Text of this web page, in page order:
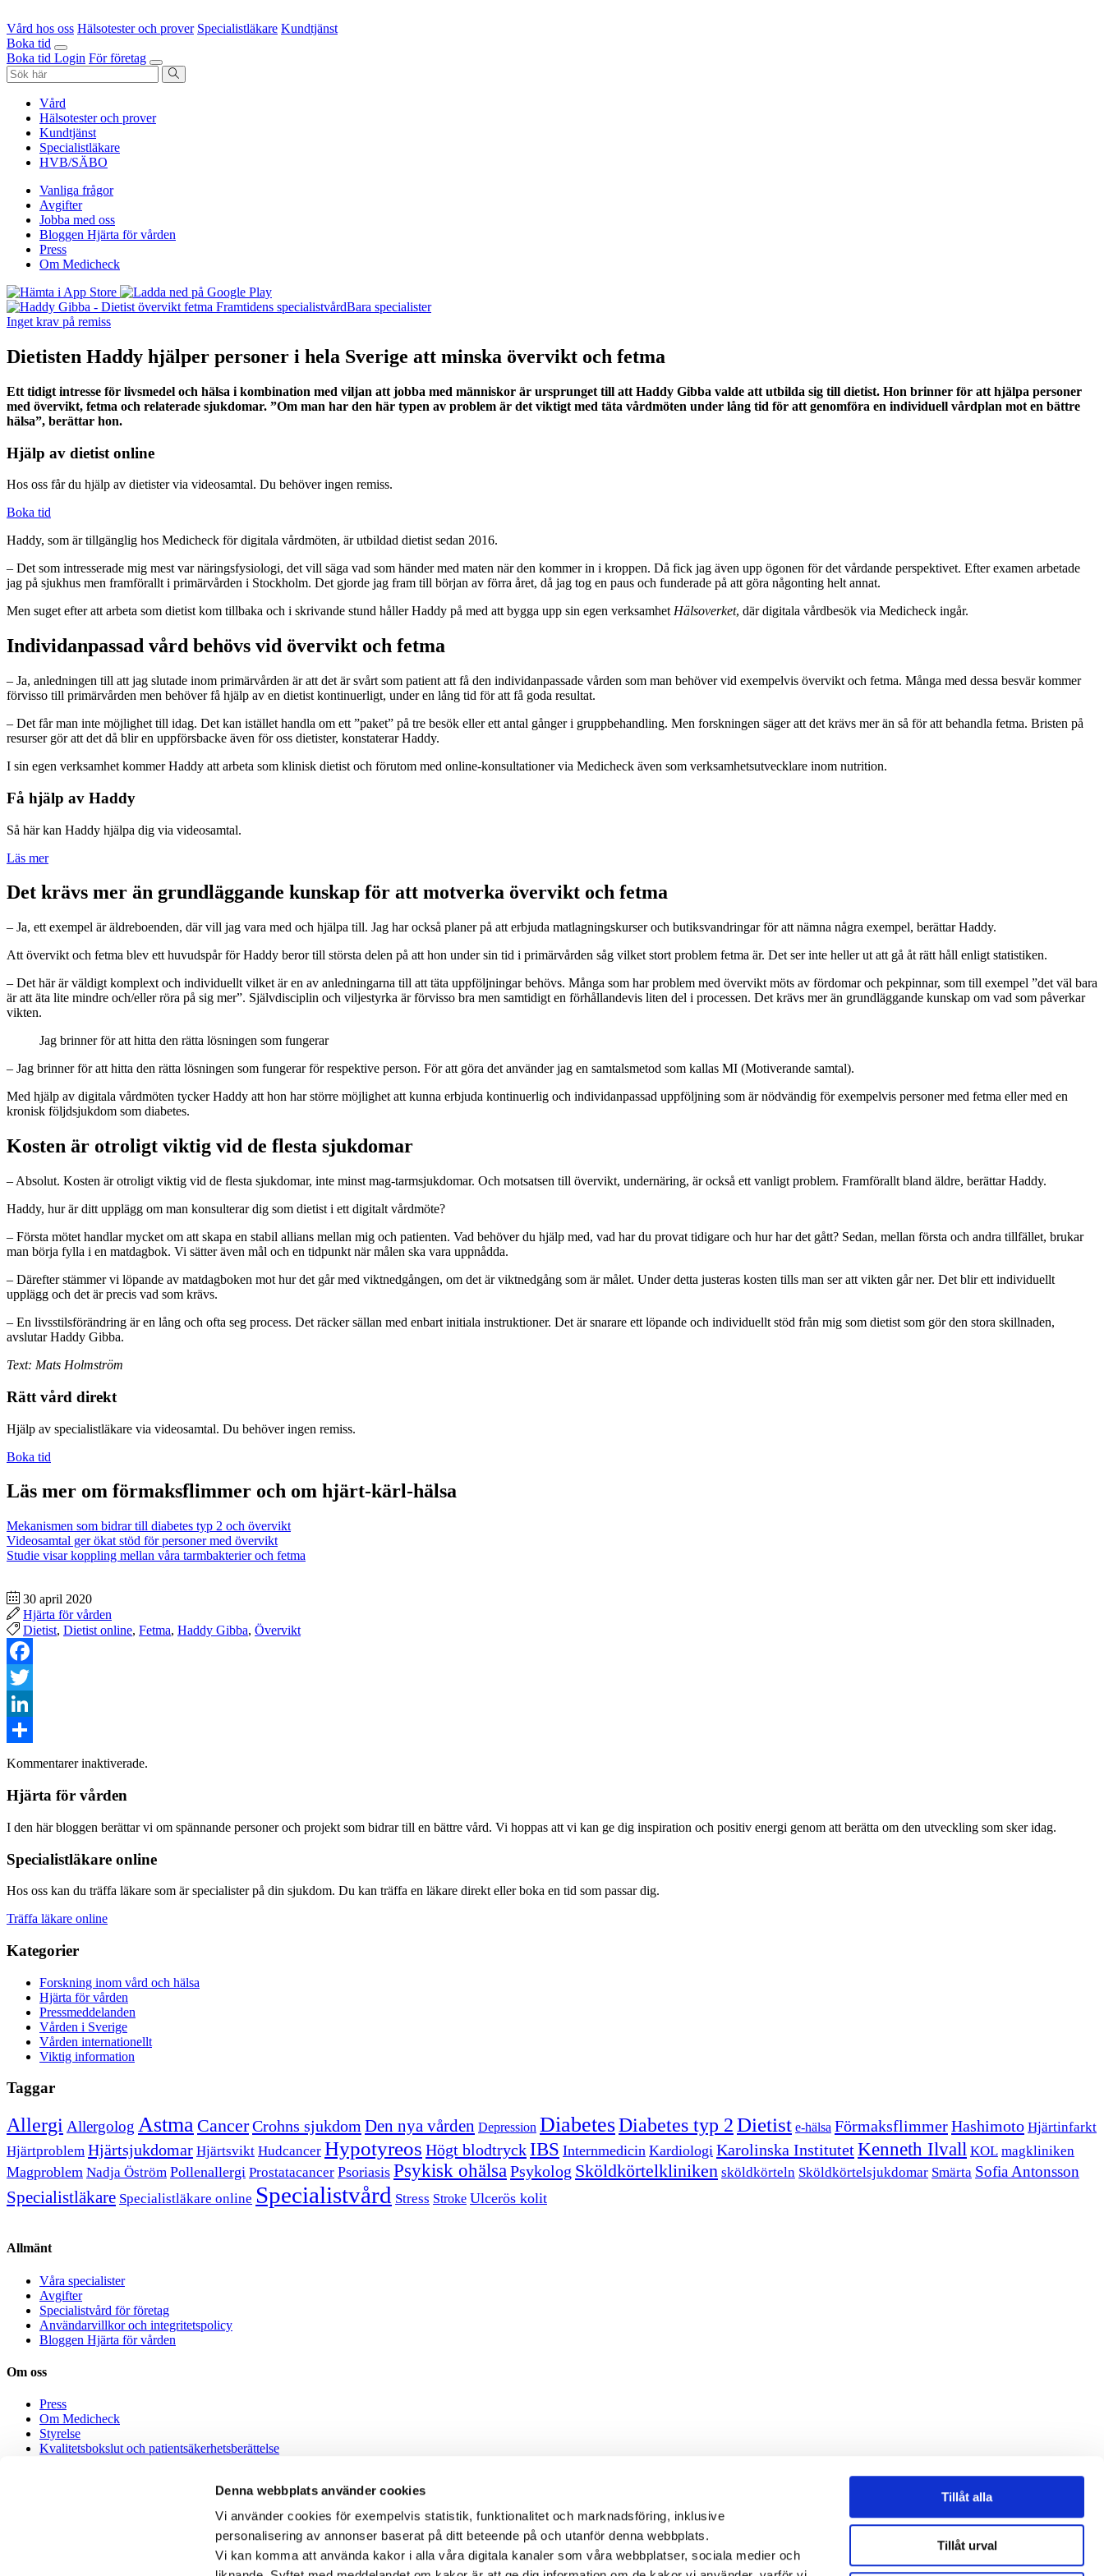
Denna webbplats använder cookies
Vi använder cookies för exempelvis statistik, funktionalitet och marknadsföring, inklusive
personalisering av annonser baserat på ditt beteende på och utanför denna webbplats.
Vi kan komma att använda kakor i alla våra digitala kanaler som våra webbplatser, sociala medier och
Tillåt alla
Tillåt urval
Vård hos oss Hälsotester och prover Specialistläkare Kundtjänst
Boka tid
Boka tid Login För företag
Vård
Hälsotester och prover
Kundtjänst
Specialistläkare
HVB/SÄBO
Vanliga frågor
Avgifter
Jobba med oss
Bloggen Hjärta för vården
Press
Om Medicheck
Framtidens specialistvårdBara specialister
Inget krav på remiss
Dietisten Haddy hjälper personer i hela Sverige att minska övervikt och fetma
Ett tidigt intresse för livsmedel och hälsa i kombination med viljan att jobba med människor är ursprunget till att Haddy Gibba valde att utbilda sig till dietist. Hon brinner för att hjälpa personer
med övervikt, fetma och relaterade sjukdomar. ”Om man har den här typen av problem är det viktigt med täta vårdmöten under lång tid för att genomföra en individuell vårdplan mot en bättre
hälsa”, berättar hon.
Hjälp av dietist online
Hos oss får du hjälp av dietister via videosamtal. Du behöver ingen remiss.
Boka tid
Haddy, som är tillgänglig hos Medicheck för digitala vårdmöten, är utbildad dietist sedan 2016.
– Det som intresserade mig mest var näringsfysiologi, det vill säga vad som händer med maten när den kommer in i kroppen. Då fick jag även upp ögonen för det vårdande perspektivet. Efter examen arbetade
jag på sjukhus men framförallt i primärvården i Stockholm. Det gjorde jag fram till början av förra året, då jag tog en paus och funderade på att göra någonting helt annat.
Men suget efter att arbeta som dietist kom tillbaka och i skrivande stund håller Haddy på med att bygga upp sin egen verksamhet Hälsoverket, där digitala vårdbesök via Medicheck ingår.
Individanpassad vård behövs vid övervikt och fetma
– Ja, anledningen till att jag slutade inom primärvården är att det är svårt som patient att få den individanpassade vården som man behöver vid exempelvis övervikt och fetma. Många med dessa besvär kommer
förvisso till primärvården men behöver få hjälp av en dietist kontinuerligt, under en lång tid för att få goda resultat.
– Det får man inte möjlighet till idag. Det kan istället handla om ett ”paket” på tre besök eller ett antal gånger i gruppbehandling. Men forskningen säger att det krävs mer än så för att behandla fetma. Bristen på
resurser gör att det då blir en uppförsbacke även för oss dietister, konstaterar Haddy.
I sin egen verksamhet kommer Haddy att arbeta som klinisk dietist och förutom med online-konsultationer via Medicheck även som verksamhetsutvecklare inom nutrition.
Få hjälp av Haddy
Så här kan Haddy hjälpa dig via videosamtal.
Läs mer
Det krävs mer än grundläggande kunskap för att motverka övervikt och fetma
– Ja, ett exempel är äldreboenden, där vill jag vara med och hjälpa till. Jag har också planer på att erbjuda matlagningskurser och butiksvandringar för att nämna några exempel, berättar Haddy.
Att övervikt och fetma blev ett huvudspår för Haddy beror till största delen på att hon under sin tid i primärvården såg vilket stort problem fetma är. Det ser inte heller ut att gå åt rätt håll enligt statistiken.
– Det här är väldigt komplext och individuellt vilket är en av anledningarna till att täta uppföljningar behövs. Många som har problem med övervikt möts av fördomar och pekpinnar, som till exempel ”det väl bara
är att äta lite mindre och/eller röra på sig mer”. Självdisciplin och viljestyrka är förvisso bra men samtidigt en förhållandevis liten del i processen. Det krävs mer än grundläggande kunskap om vad som påverkar
vikten.
Jag brinner för att hitta den rätta lösningen som fungerar
– Jag brinner för att hitta den rätta lösningen som fungerar för respektive person. För att göra det använder jag en samtalsmetod som kallas MI (Motiverande samtal).
Med hjälp av digitala vårdmöten tycker Haddy att hon har större möjlighet att kunna erbjuda kontinuerlig och individanpassad uppföljning som är nödvändig för exempelvis personer med fetma eller med en
kronisk följdsjukdom som diabetes.
Kosten är otroligt viktig vid de flesta sjukdomar
– Absolut. Kosten är otroligt viktig vid de flesta sjukdomar, inte minst mag-tarmsjukdomar. Och motsatsen till övervikt, undernäring, är också ett vanligt problem. Framförallt bland äldre, berättar Haddy.
Haddy, hur är ditt upplägg om man konsulterar dig som dietist i ett digitalt vårdmöte?
– Första mötet handlar mycket om att skapa en stabil allians mellan mig och patienten. Vad behöver du hjälp med, vad har du provat tidigare och hur har det gått? Sedan, mellan första och andra tillfället, brukar
man börja fylla i en matdagbok. Vi sätter även mål och en tidpunkt när målen ska vara uppnådda.
– Därefter stämmer vi löpande av matdagboken mot hur det går med viktnedgången, om det är viktnedgång som är målet. Under detta justeras kosten tills man ser att vikten går ner. Det blir ett individuellt
upplägg och det är precis vad som krävs.
– En livsstilsförändring är en lång och ofta seg process. Det räcker sällan med enbart initiala instruktioner. Det är snarare ett löpande och individuellt stöd från mig som dietist som gör den stora skillnaden,
avslutar Haddy Gibba.
Text: Mats Holmström
Rätt vård direkt
Hjälp av specialistläkare via videosamtal. Du behöver ingen remiss.
Boka tid
Läs mer om förmaksflimmer och om hjärt-kärl-hälsa
Mekanismen som bidrar till diabetes typ 2 och övervikt
Videosamtal ger ökat stöd för personer med övervikt
Studie visar koppling mellan våra tarmbakterier och fetma
30 april 2020
Hjärta för vården
Dietist, Dietist online, Fetma, Haddy Gibba, Övervikt
Facebook
Twitter
LinkedIn
Dela
Kommentarer inaktiverade.
Hjärta för vården
I den här bloggen berättar vi om spännande personer och projekt som bidrar till en bättre vård. Vi hoppas att vi kan ge dig inspiration och positiv energi genom att berätta om den utveckling som sker idag.
Specialistläkare online
Hos oss kan du träffa läkare som är specialister på din sjukdom. Du kan träffa en läkare direkt eller boka en tid som passar dig.
Träffa läkare online
Kategorier
Forskning inom vård och hälsa
Hjärta för vården
Pressmeddelanden
Vården i Sverige
Vården internationellt
Viktig information
Taggar
Allergi Allergolog Astma CancerCrohns sjukdom Den nya vården Depression DiabetesDiabetes typ 2Dietist e-hälsa FörmaksflimmerHashimoto Hjärtinfarkt
Hjärtproblem Hjärtsjukdomar Hjärtsvikt Hudcancer Hypotyreos Högt blodtryckIBS Internmedicin Kardiologi Karolinska InstitutetKenneth Ilvall KOL magkliniken
Magproblem Nadja Öström Pollenallergi Prostatacancer Psoriasis Psykisk ohälsaPsykolog Sköldkörtelkliniken sköldkörteln Sköldkörtelsjukdomar Smärta Sofia Antonsson
Specialistläkare Specialistläkare online Specialistvård Stress Stroke Ulcerös kolit
Allmänt
Våra specialister
Avgifter
Specialistvård för företag
Användarvillkor och integritetspolicy
Bloggen Hjärta för vården
Om oss
Press
Om Medicheck
Styrelse
Kvalitetsbokslut och patientsäkerhetsberättelse